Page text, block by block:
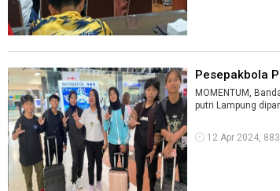
Pesepakbola
MOMENTUM,
putri Lampung
12 Apr 2024,